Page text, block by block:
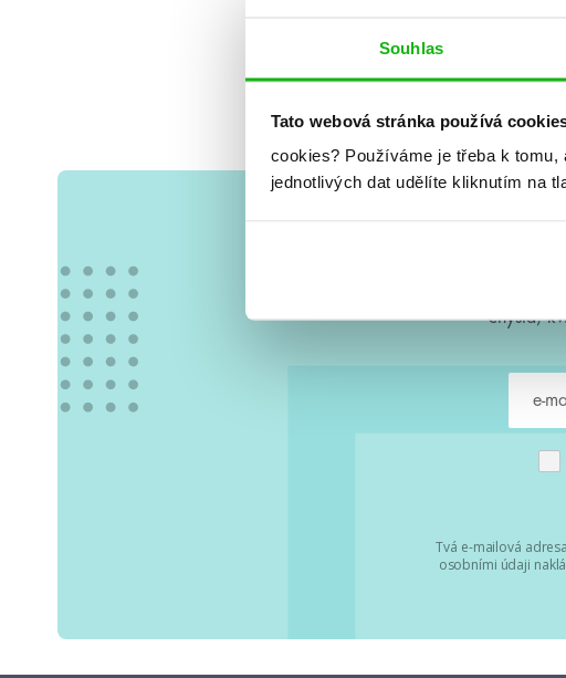
Souhlas
Tato webová stránka používá
cookies? Používáme je třeba k
jednotlivých dat udělíte kliknutím na
Vše kolem
chystá,
Tvá e-mailová
osobními údaji